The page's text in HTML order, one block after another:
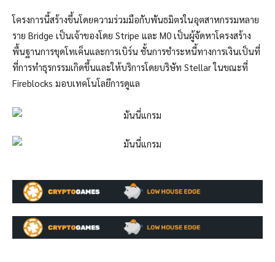
โครงการนี้สร้างขึ้นโดยความร่วมมือกับพันธมิตรในอุตสาหกรรมหลาย
ราย Bridge เป็นเจ้าของโดย Stripe และ M0 เป็นผู้จัดหาโครงสร้าง
พื้นฐานการขุดโทเค็นและการเบิร์น ชั้นการชำระหนี้ทางการเงินเป็นที่
ที่การทำธุรกรรมเกิดขึ้นและให้บริการโดยบริษัท Stellar ในขณะที่
Fireblocks มอบเทคโนโลยีการดูแล